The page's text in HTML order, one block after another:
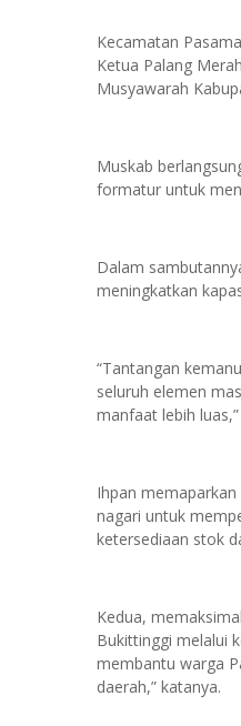
Kecamatan
Ketua Palang
Musyawarah
Muskab
formatur untuk
Dalam
meningkatkan
“Tantangan
seluruh elemen
manfaat lebih
Ihpan
nagari untuk
ketersediaan stok
Kedua,
Bukittinggi melalui
membantu warga
daerah,” katanya.